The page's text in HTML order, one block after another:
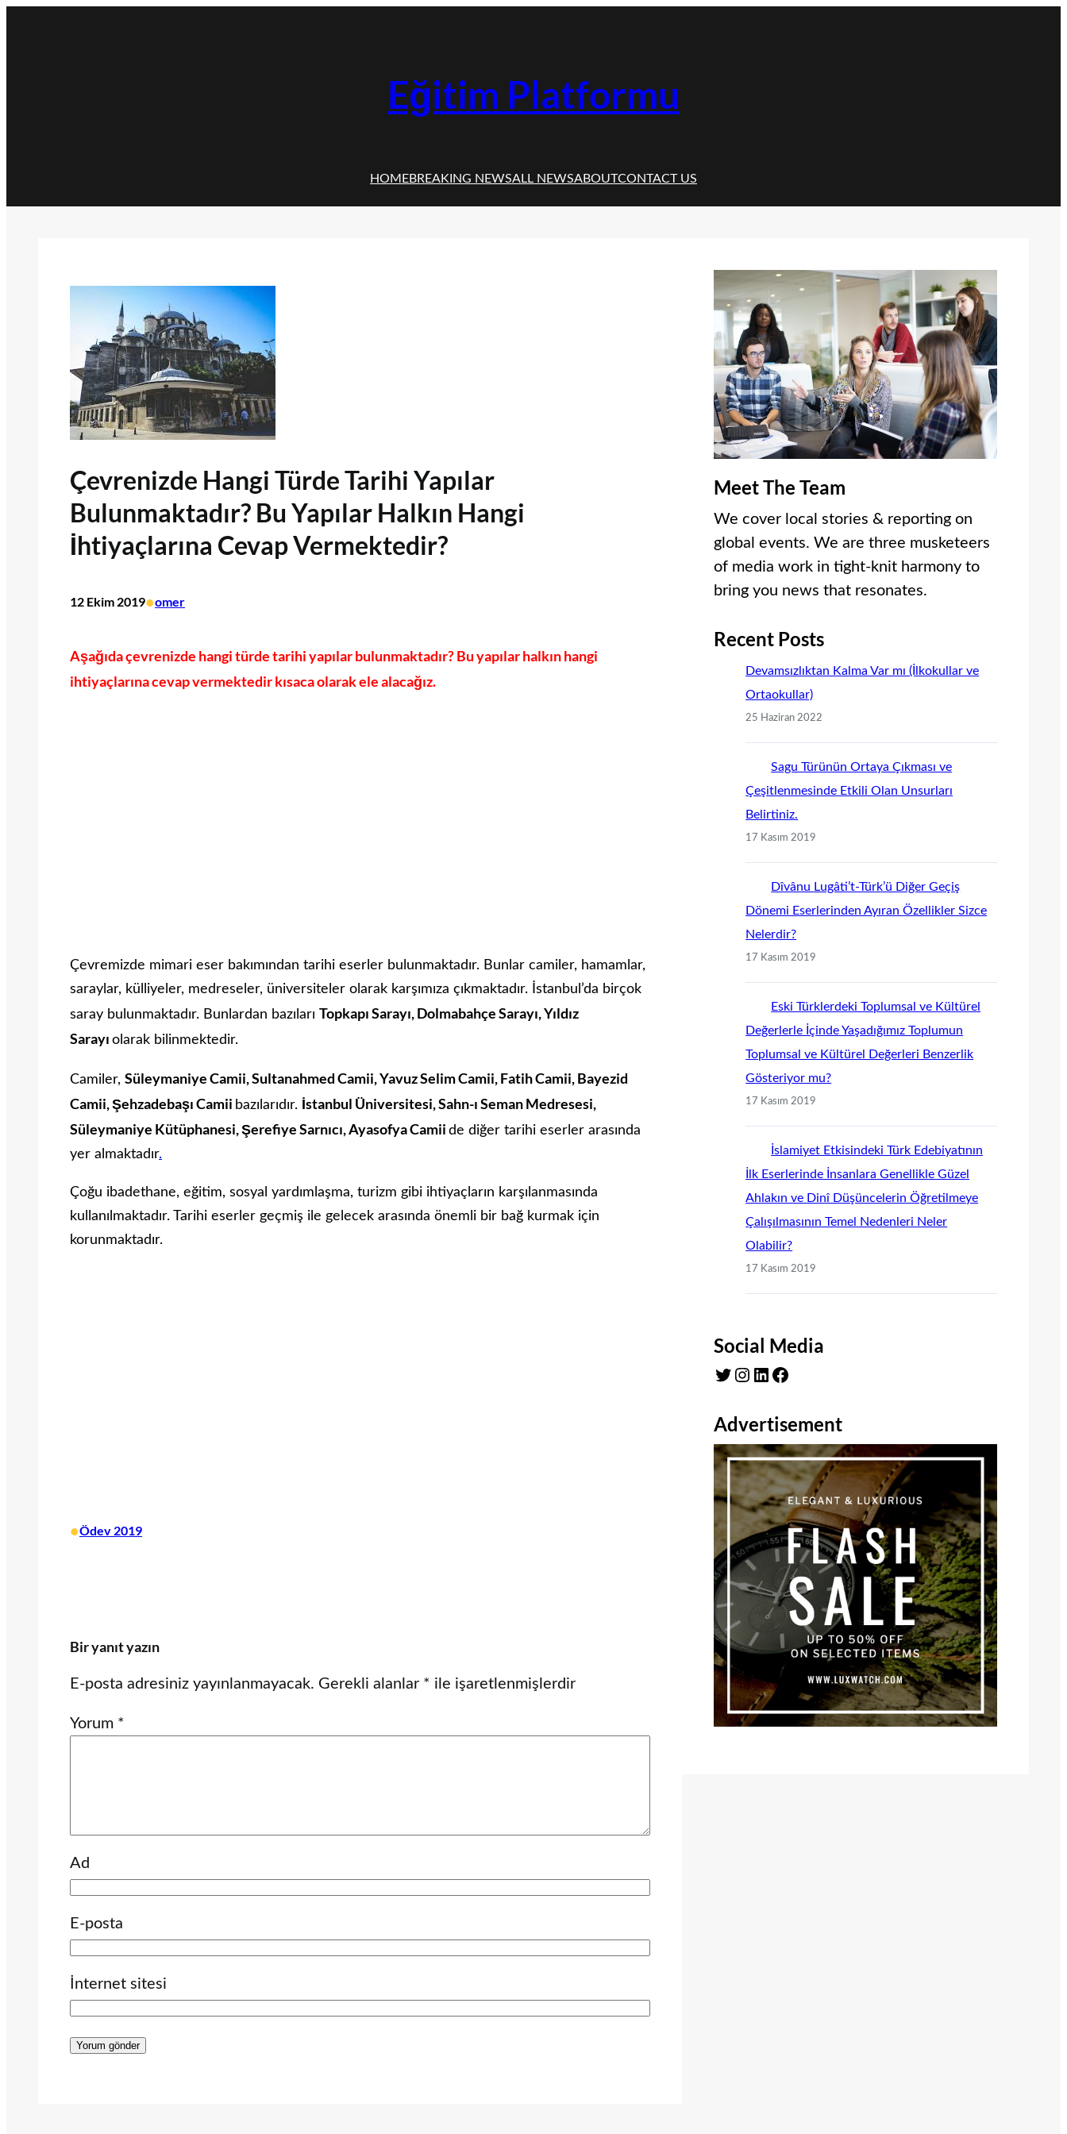
Eğitim Platformu
HOMEBREAKING NEWSALL NEWSABOUTCONTACT US
Çevrenizde Hangi Türde Tarihi Yapılar
Bulunmaktadır? Bu Yapılar Halkın Hangi
İhtiyaçlarına Cevap Vermektedir?
12 Ekim 2019•omer
Aşağıda çevrenizde hangi türde tarihi yapılar bulunmaktadır? Bu yapılar halkın hangi
ihtiyaçlarına cevap vermektedir kısaca olarak ele alacağız.
Çevremizde mimari eser bakımından tarihi eserler bulunmaktadır. Bunlar camiler, hamamlar,
saraylar, külliyeler, medreseler, üniversiteler olarak karşımıza çıkmaktadır. İstanbul’da birçok
saray bulunmaktadır. Bunlardan bazıları Topkapı Sarayı, Dolmabahçe Sarayı, Yıldız
Sarayı olarak bilinmektedir.
Camiler, Süleymaniye Camii, Sultanahmed Camii, Yavuz Selim Camii, Fatih Camii, Bayezid
Camii, Şehzadebaşı Camii bazılarıdır. İstanbul Üniversitesi, Sahn-ı Seman Medresesi,
Süleymaniye Kütüphanesi, Şerefiye Sarnıcı, Ayasofya Camii de diğer tarihi eserler arasında
yer almaktadır.
Çoğu ibadethane, eğitim, sosyal yardımlaşma, turizm gibi ihtiyaçların karşılanmasında
kullanılmaktadır. Tarihi eserler geçmiş ile gelecek arasında önemli bir bağ kurmak için
korunmaktadır.
•Ödev 2019
Bir yanıt yazın
E-posta adresiniz yayınlanmayacak. Gerekli alanlar * ile işaretlenmişlerdir
Yorum *
Ad
E-posta
İnternet sitesi
Meet The Team
We cover local stories & reporting on
global events. We are three musketeers
of media work in tight-knit harmony to
bring you news that resonates.
Recent Posts
Devamsızlıktan Kalma Var mı (İlkokullar ve
Ortaokullar)
25 Haziran 2022
Sagu Türünün Ortaya Çıkması ve
Çeşitlenmesinde Etkili Olan Unsurları
Belirtiniz.
17 Kasım 2019
Dîvânu Lugâti’t-Türk’ü Diğer Geçiş
Dönemi Eserlerinden Ayıran Özellikler Sizce
Nelerdir?
17 Kasım 2019
Eski Türklerdeki Toplumsal ve Kültürel
Değerlerle İçinde Yaşadığımız Toplumun
Toplumsal ve Kültürel Değerleri Benzerlik
Gösteriyor mu?
17 Kasım 2019
İslamiyet Etkisindeki Türk Edebiyatının
İlk Eserlerinde İnsanlara Genellikle Güzel
Ahlakın ve Dinî Düşüncelerin Öğretilmeye
Çalışılmasının Temel Nedenleri Neler
Olabilir?
17 Kasım 2019
Social Media
Twitter Instagram LinkedIn Facebook
Advertisement